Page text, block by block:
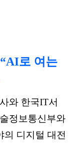
로 여는
와 한국IT서
정보통신부와
의 디지털 대전